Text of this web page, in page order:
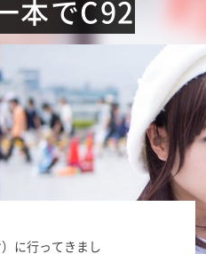
本でC92
）に行ってきまし